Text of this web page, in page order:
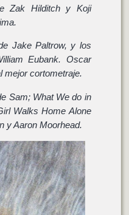
Zak Hilditch y Koji
Jake Paltrow, y los
Eubank. Oscar
mejor cortometraje.
Sam; What We do in
Walks Home Alone
y Aaron Moorhead.